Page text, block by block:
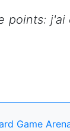
points:
Game